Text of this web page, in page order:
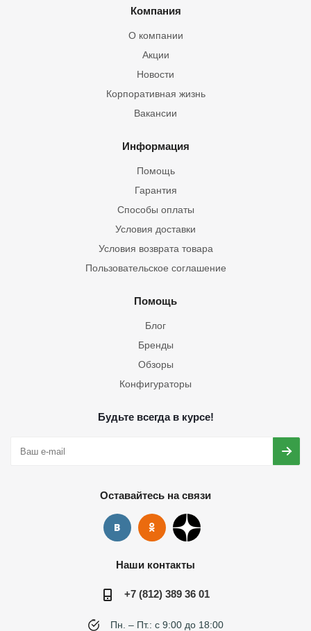
Компания
О компании
Акции
Новости
Корпоративная жизнь
Вакансии
Информация
Помощь
Гарантия
Способы оплаты
Условия доставки
Условия возврата товара
Пользовательское соглашение
Помощь
Блог
Бренды
Обзоры
Конфигураторы
Будьте всегда в курсе!
Оставайтесь на связи
Наши контакты
+7 (812) 389 36 01
Пн. – Пт.: с 9:00 до 18:00